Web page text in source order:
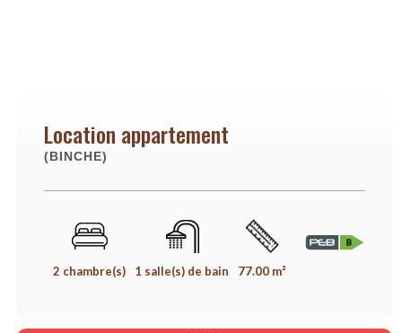
Location appartement
(BINCHE)
2 chambre(s) 1 salle(s) de bain 77.00 m²